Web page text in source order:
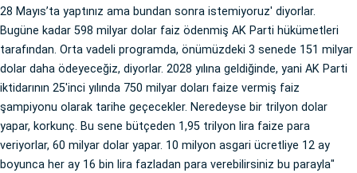
28 Mayıs’ta yaptınız ama bundan sonra istemiyoruz' diyorlar.
Bugüne kadar 598 milyar dolar faiz ödenmiş AK Parti hükümetleri
tarafından. Orta vadeli programda, önümüzdeki 3 senede 151 milyar
dolar daha ödeyeceğiz, diyorlar. 2028 yılına geldiğinde, yani AK Parti
iktidarının 25'inci yılında 750 milyar doları faize vermiş faiz
şampiyonu olarak tarihe geçecekler. Neredeyse bir trilyon dolar
yapar, korkunç. Bu sene bütçeden 1,95 trilyon lira faize para
veriyorlar, 60 milyar dolar yapar. 10 milyon asgari ücretliye 12 ay
boyunca her ay 16 bin lira fazladan para verebilirsiniz bu parayla"